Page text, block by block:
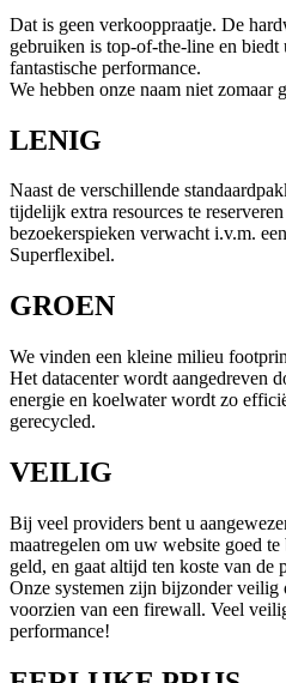
Dat is geen verkooppraatje. De
gebruiken is top-of-the-line en
fantastische performance.
We hebben onze naam niet zomaar
LENIG
Naast de verschillende
tijdelijk extra resources te
bezoekerspieken verwacht i.v.m.
Superflexibel.
GROEN
We vinden een kleine milieu
Het datacenter wordt aangedreven
energie en koelwater wordt zo
gerecycled.
VEILIG
Bij veel providers bent u
maatregelen om uw website goed
geld, en gaat altijd ten koste van de
Onze systemen zijn bijzonder veilig
voorzien van een firewall. Veel
performance!